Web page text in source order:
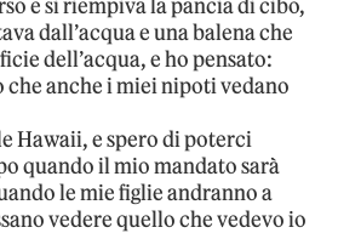
e si riempiva la pancia di cibo,
dall’acqua e una balena che
dell’acqua, e ho pensato:
che anche i miei nipoti vedano
Hawaii, e spero di poterci
quando il mio mandato sarà
le mie figlie andranno a
vedere quello che vedevo io